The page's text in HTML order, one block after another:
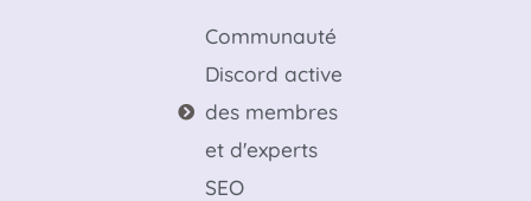
Communauté
Discord active
des membres
et d'experts
SEO